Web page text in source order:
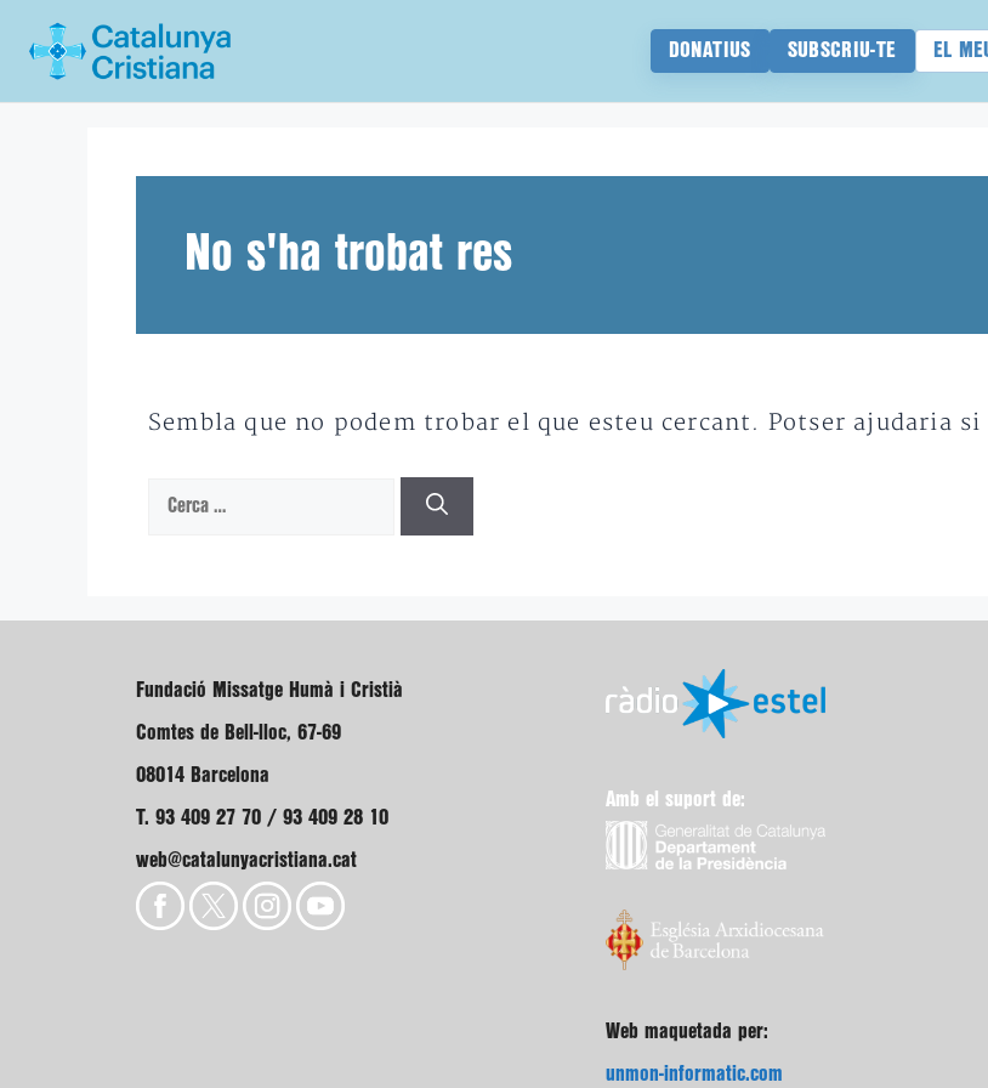
DONATIUS SUBSCRIU-TE EL
No s'ha trobat res
Sembla que no podem trobar el que esteu cercant. Potser ajudaria si
Cerca:
Fundació Missatge Humà i Cristià
Comtes de Bell-lloc, 67-69
08014 Barcelona
T. 93 409 27 70 / 93 409 28 10
web@catalunyacristiana.cat
Amb el suport de:
Web maquetada per:
unmon-informatic.com